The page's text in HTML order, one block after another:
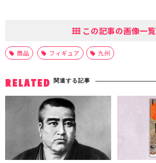
この記事の画像一覧
商品 フィギュア 九州
RELATED 関連する記事